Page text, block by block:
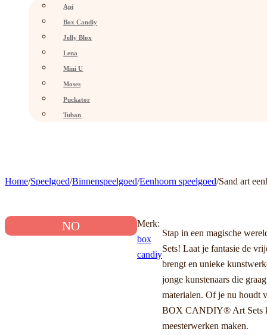
Api
Box Candiy
Jelly Blox
Lena
Mini U
Moses
Puckator
Tuban
Home/Speelgoed/Binnenspeelgoed/Eenhoorn speelgoed/Sand art
NO
Merk:
box
candiy
Stap in een magische
Sets! Laat je fantasie de
brengt en unieke
jonge kunstenaars die
materialen. Of je nu houdt
BOX CANDIY® Art Sets
meesterwerken maken.